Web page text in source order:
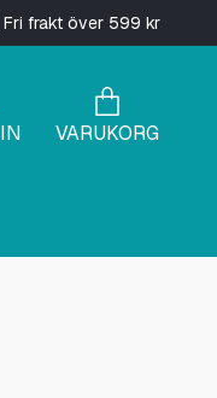
Fri frakt över 599 kr
VARUKORG